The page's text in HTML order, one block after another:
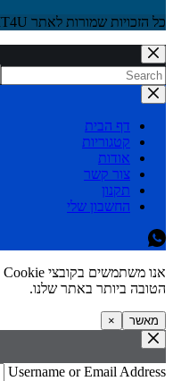
כל הזכויות שמורות לאתר BIT4U ©
דף הבית
קטגוריות
אודות
צור קשר
תקנון
החשבון שלי
הטובה ביותר באתר שלנו.
מאשר ×
Username or Email Address